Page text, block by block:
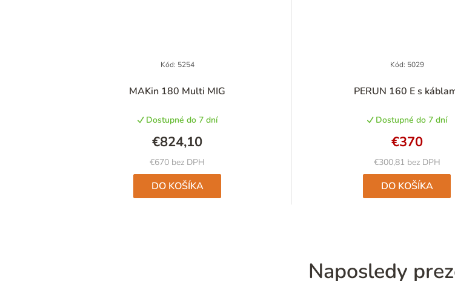
MAKin 180 Multi MIG
Dostupné do 7 dní
€670 bez DPH
€824,10
DO KOŠÍKA
Kód: 5254
PERUN 160 E s
Dostupné do 7 dní
€300,81 bez DPH
€370
DO KOŠÍKA
Kód: 5029
Naposledy